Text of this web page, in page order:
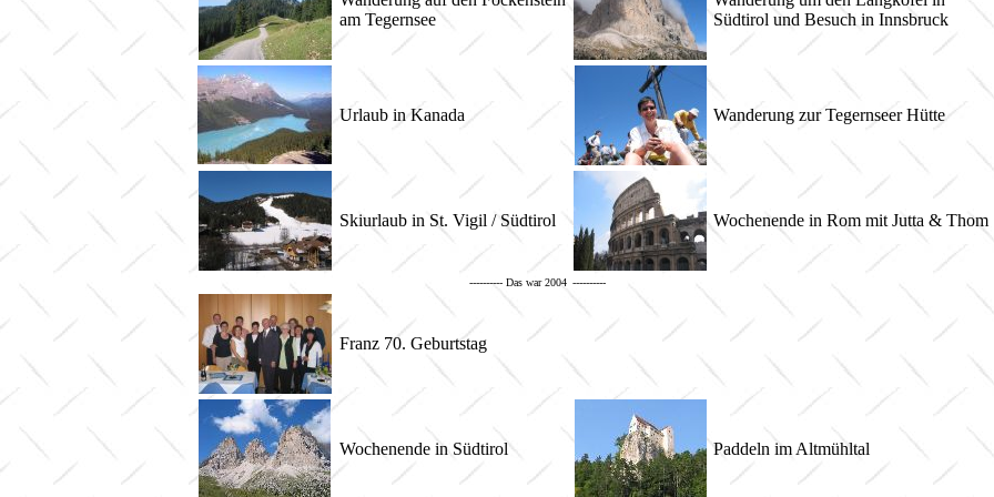
am Tegernsee
Südtirol und Besuch in Innsbruck
Urlaub in Kanada Wanderung zur Tegernseer Hütte
Skiurlaub in St. Vigil / Südtirol Wochenende in Rom mit Jutta &
---------- Das war 2004 ----------
Franz 70. Geburtstag
Wochenende in Südtirol Paddeln im Altmühltal